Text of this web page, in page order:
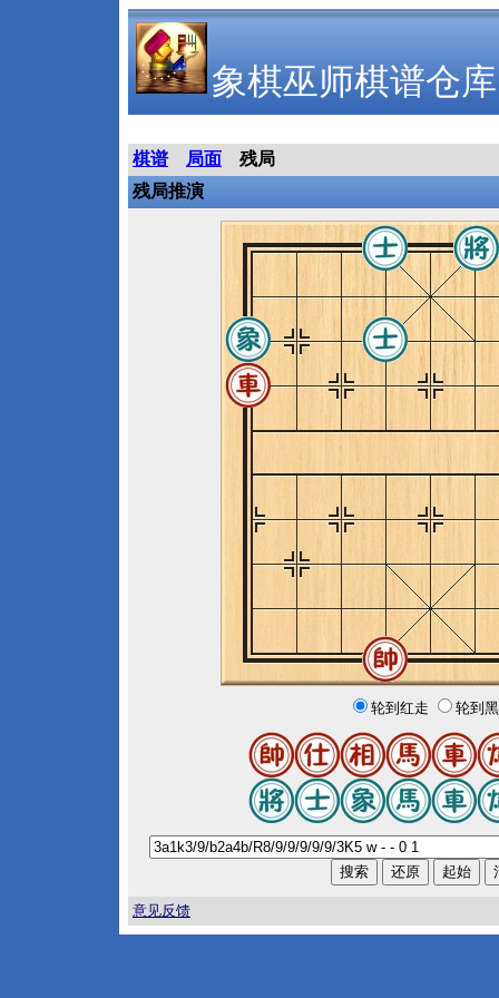
象棋巫师棋谱仓库
棋谱 局面
残局
残局推演
轮到红走 轮到
意见反馈